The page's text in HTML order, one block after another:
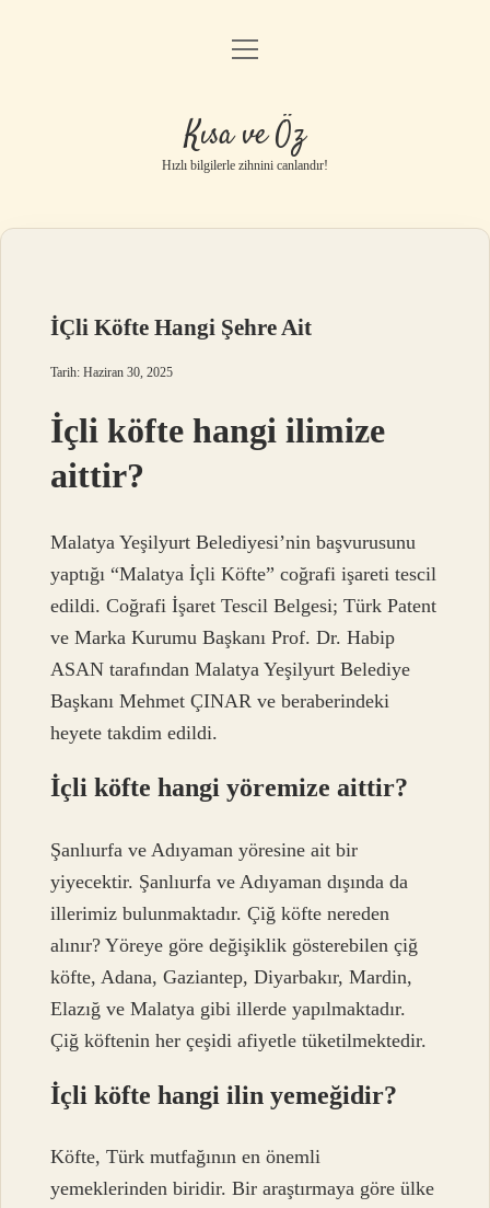
Anasayfa
Gizlilik Politikası
Yasal Uyarı
menüyü
Kısa ve Öz
Hızlı bilgilerle zihnini canlandır!
İÇli Köfte Hangi Şehre Ait
Tarih: Haziran 30, 2025
İçli köfte hangi ilimize
aittir?
Malatya Yeşilyurt Belediyesi’nin başvurusunu
yaptığı “Malatya İçli Köfte” coğrafi işareti tescil
edildi. Coğrafi İşaret Tescil Belgesi; Türk Patent
ve Marka Kurumu Başkanı Prof. Dr. Habip
ASAN tarafından Malatya Yeşilyurt Belediye
Başkanı Mehmet ÇINAR ve beraberindeki
heyete takdim edildi.
İçli köfte hangi yöremize aittir?
Şanlıurfa ve Adıyaman yöresine ait bir
yiyecektir. Şanlıurfa ve Adıyaman dışında da
illerimiz bulunmaktadır. Çiğ köfte nereden
alınır? Yöreye göre değişiklik gösterebilen çiğ
köfte, Adana, Gaziantep, Diyarbakır, Mardin,
Elazığ ve Malatya gibi illerde yapılmaktadır.
Çiğ köftenin her çeşidi afiyetle tüketilmektedir.
İçli köfte hangi ilin yemeğidir?
Köfte, Türk mutfağının en önemli
yemeklerinden biridir. Bir araştırmaya göre ülke